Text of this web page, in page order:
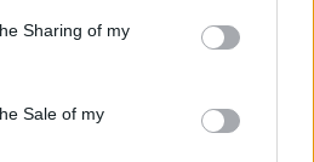
Sharing of my
Sale of my
gli eventi
a Materia